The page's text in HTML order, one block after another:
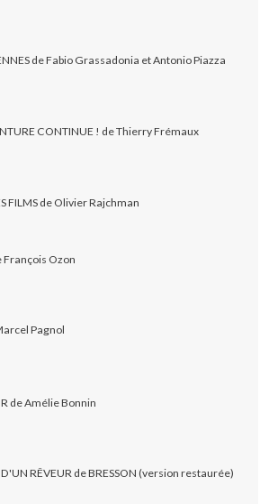
de Fabio Grassadonia et Antonio Piazza
CONTINUE ! de Thierry Frémaux
FILMS de Olivier Rajchman
François Ozon
Pagnol
de Amélie Bonnin
D'UN RÊVEUR de BRESSON (version restaurée)